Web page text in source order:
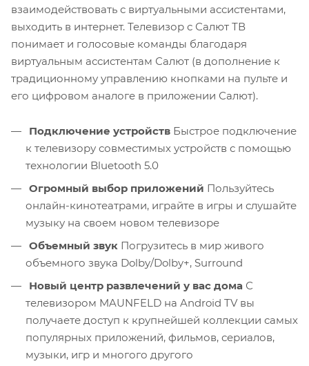
взаимодействовать с виртуальными ассистентами,
выходить в интернет. Телевизор с Салют ТВ
понимает и голосовые команды благодаря
виртуальным ассистентам Салют (в дополнение к
традиционному управлению кнопками на пульте и
его цифровом аналоге в приложении Салют).
Подключение устройств Быстрое подключение
к телевизору совместимых устройств с помощью
технологии Bluetooth 5.0
Огромный выбор приложений Пользуйтесь
онлайн-кинотеатрами, играйте в игры и слушайте
музыку на своем новом телевизоре
Объемный звук Погрузитесь в мир живого
объемного звука Dolby/Dolby+, Surround
Новый центр развлечений у вас дома С
телевизором MAUNFELD на Android TV вы
получаете доступ к крупнейшей коллекции самых
популярных приложений, фильмов, сериалов,
музыки, игр и многого другого